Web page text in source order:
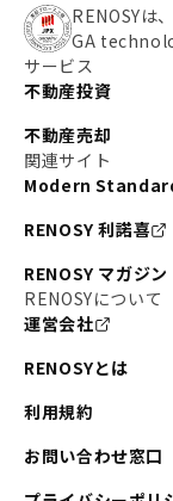
RENOSYは
GA
サービス
不動産投資
不動産売却
関連サイト
Modern
RENOSY 利諾喜
RENOSY マガジン
RENOSYについて
運営会社
RENOSYとは
利用規約
お問い合わせ窓口